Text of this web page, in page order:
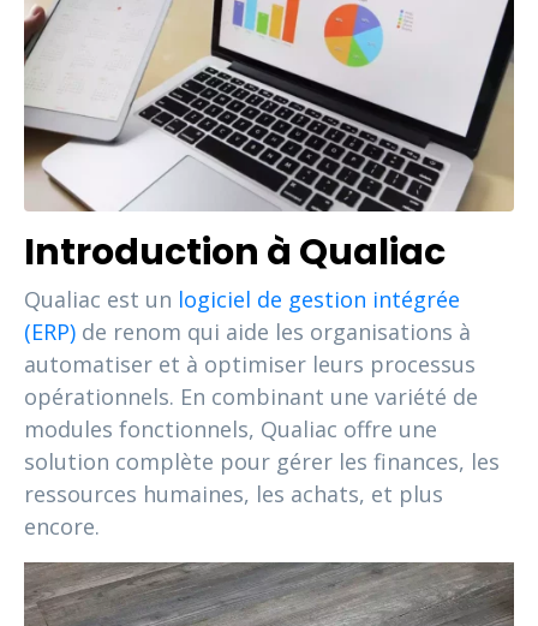
Introduction à Qualiac
Qualiac est un logiciel de gestion intégrée
(ERP) de renom qui aide les organisations à
automatiser et à optimiser leurs processus
opérationnels. En combinant une variété de
modules fonctionnels, Qualiac offre une
solution complète pour gérer les finances, les
ressources humaines, les achats, et plus
encore.